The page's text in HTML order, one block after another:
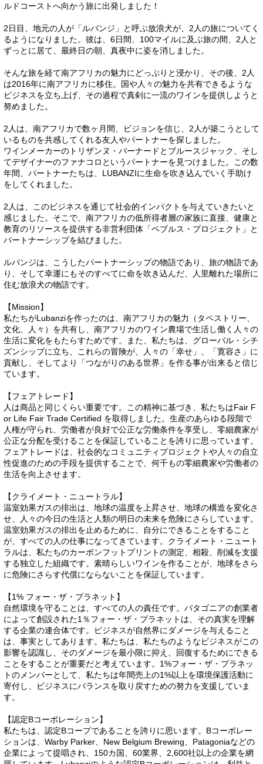
ルドコーストへ向かう旅に出発しました！
2日目、地元の人が「ルバンジ」と呼ぶ放浪犬が、2人の旅についてく
るようになりました。彼は、6日間、100マイルに及ぶ旅の間、2人と
ずっとに居て、最終日の朝、真夜中に姿を消しました。
そんな旅を経て南アフリカの魅力にどっぷりと浸かり、その後、2人
は2016年に南アフリカに移住。国や人々の魅力を共有できるような
ビジネスを立ち上げ、その過程で真剣に一流のワインを提供しようと
努めました。
2人は、南アフリカで数ヶ月間、ビジョンを信じ、2人が築こうとして
いるものを共感してくれる友人やパートナーを探しました。
ワインメーカーのトリザンヌ・バーナードとブルースジャック、そし
てデザイナーのファナコロというパートナーを見つけました。この数
年間、パートナーたちは、LUBANZIに生命を吹き込んでいく手助け
をしてくれました。
2人は、このビジネスを通じて社会的インパクトを与えていきたいと
感じました。そこで、南アフリカの低所得者層の家族に直接、健康と
教育のリソースを提供する非営利団体「ペブルス・プロジェクト」と
パートナーシップを結びました。
ルバンジは、こうしたパートナーシップの物語であり、旅の物語であ
り、そして幸運にもそのすべてに命を吹き込んだ、人里離れた場所に
住む放浪犬の物語です。
【Mission】
私たちがLubanziを作ったのは、南アフリカの魅力（タペストリー、
文化、人々）を共有し、南アフリカのワイン農場で生活し働く人々の
生活に変化をもたらすためです。また、私たちは、グローバル・シチ
ズンシップに立ち、これらの冒険が、人々の「幸せ」、「寛容さ」に
貢献し、そしてより「つながりのある世界」を作る事が出来ると信じ
ています。
【フェアトレード】
人は商品と同じくらい重要です。この精神に基づき、私たちはFair F
or Life Fair Trade Certified を取得しました。生産のあらゆる段階で
人権が守られ、労働者が良好で公正な労働条件を享受し、零細農家が
公正な分配を受けることを保証していることを誇りに思っています。
フェアトレードは、社会的なコミュニティプロジェクトや人々の自立
性促進のための手段を提供することで、何千もの零細農家や労働者の
生活を向上させます。
【クライメート・ニュートラル】
温室効果ガスの排出は、地球の温度を上昇させ、地球の構造を変化さ
せ、人々の今日の生活と人類の明日の未来を危険にさらしています。
温室効果ガスの排出を止めるために、自分にできることをすること
が、すべての人の仕事になってきています。クライメート・ニュート
ラルは、私たちのカーボンフットプリントの測定、相殺、削減を支援
する独立した組織です。素晴らしいワインを作ることが、地球をさら
に危険にさらす代償にならないことを保証しています。
【1% フォー・ザ・プラネット】
自然環境を守ることは、すべての人の責任です。パタゴニアの創業者
によって創設された1％フォー・ザ・プラネットは、その真実を理解
する企業の連合体です。ビジネスが自然界にダメージを与えること
は、事実としてあります。私たちは、私たちのようなビジネスがこの
影響を認識し、そのダメージを最小限に抑え、回復するためにできる
ことをすることが重要だと考えています。1%フォー・ザ・プラネッ
トのメンバーとして、私たちは年間売上の1%以上を環境保護活動に
寄付し、ビジネスにバランスを取り戻すための努力を支援していま
す。
【認定Bコーポレーション】
私たちは、認定Bコープであることを誇りに思います。Bコーポレー
ションは、Warby Parker、New Belgium Brewing、Patagoniaなどの
企業によって提唱され、150カ国、60業界、2,600社以上の企業を網